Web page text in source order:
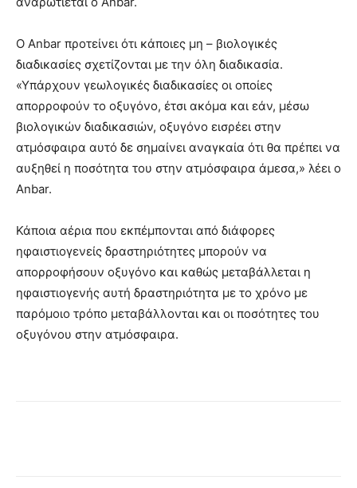
Ο Anbar προτείνει ότι κάποιες μη – βιολογικές
διαδικασίες σχετίζονται με την όλη διαδικασία.
«Υπάρχουν γεωλογικές διαδικασίες οι οποίες
απορροφούν το οξυγόνο, έτσι ακόμα και εάν, μέσω
βιολογικών διαδικασιών, οξυγόνο εισρέει στην
ατμόσφαιρα αυτό δε σημαίνει αναγκαία ότι θα πρέπει να
αυξηθεί η ποσότητα του στην ατμόσφαιρα άμεσα,» λέει ο
Anbar.
Κάποια αέρια που εκπέμπονται από διάφορες
ηφαιστιογενείς δραστηριότητες μπορούν να
απορροφήσουν οξυγόνο και καθώς μεταβάλλεται η
ηφαιστιογενής αυτή δραστηριότητα με το χρόνο με
παρόμοιο τρόπο μεταβάλλονται και οι ποσότητες του
οξυγόνου στην ατμόσφαιρα.